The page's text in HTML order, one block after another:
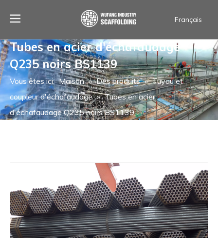
Français
Español
Português
ไทย
English
Tubes en acier d'échafaudage
Q235 noirs BS1139
Vous êtes ici: Maison » Des produits » Tuyau et
coupleur d'échafaudage » Tubes en acier
d'échafaudage Q235 noirs BS1139